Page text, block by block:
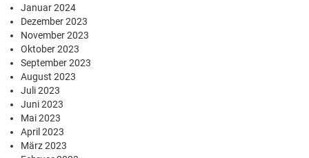
Januar 2024
Dezember 2023
November 2023
Oktober 2023
September 2023
August 2023
Juli 2023
Juni 2023
Mai 2023
April 2023
März 2023